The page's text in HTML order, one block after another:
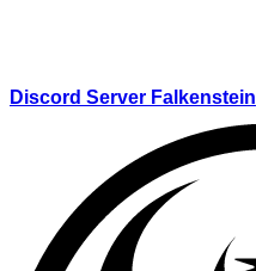
Discord Server Falkenstein